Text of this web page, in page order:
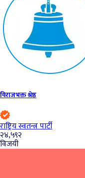
विराजभक्त श्रेष्ठ
राष्ट्रिय स्वतन्त्र पार्टी
२४,५९२
विजयी